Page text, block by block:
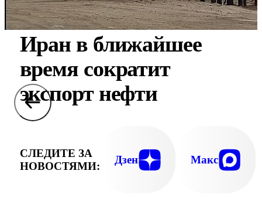
Иран в ближайшее
время сократит
экспорт нефти
СЛЕДИТЕ ЗА
НОВОСТЯМИ:
Дзен Макс